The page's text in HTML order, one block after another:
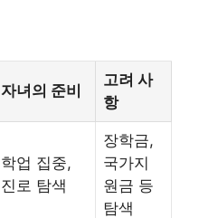
자녀의 준비
고려 사
항
학업 집중,
진로 탐색
장학금,
국가지
원금 등
탐색